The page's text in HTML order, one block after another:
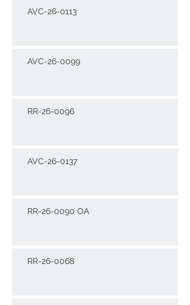
AVC-26-0113
AVC-26-0099
RR-26-0096
AVC-26-0137
RR-26-0090 OA
RR-26-0068